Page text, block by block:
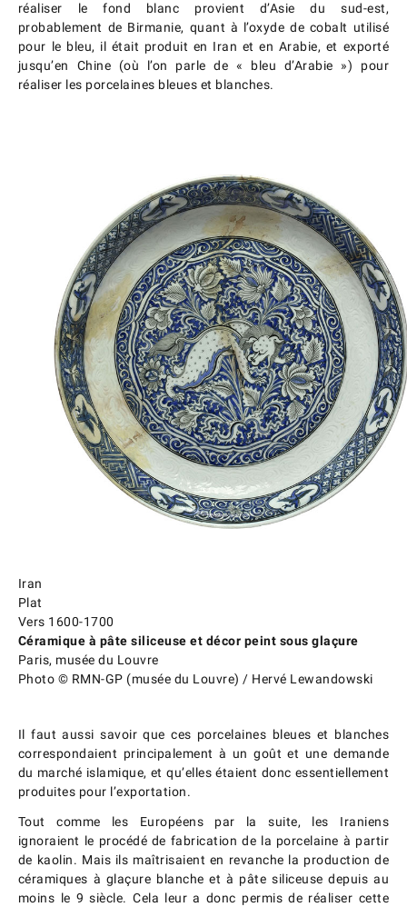
réaliser le fond blanc provient d’Asie du sud-est,
probablement de Birmanie, quant à l’oxyde de cobalt utilisé
pour le bleu, il était produit en Iran et en Arabie, et exporté
jusqu’en Chine (où l’on parle de « bleu d’Arabie ») pour
réaliser les porcelaines bleues et blanches.
Iran
Plat
Vers 1600-1700
Céramique à pâte siliceuse et décor peint sous glaçure
Paris, musée du Louvre
Photo © RMN-GP (musée du Louvre) / Hervé Lewandowski
Il faut aussi savoir que ces porcelaines bleues et blanches
correspondaient principalement à un goût et une demande
du marché islamique, et qu’elles étaient donc essentiellement
produites pour l’exportation.
Tout comme les Européens par la suite, les Iraniens
ignoraient le procédé de fabrication de la porcelaine à partir
de kaolin. Mais ils maîtrisaient en revanche la production de
céramiques à glaçure blanche et à pâte siliceuse depuis au
moins le 9 siècle. Cela leur a donc permis de réaliser cette